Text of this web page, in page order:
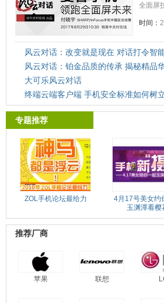
全面屏
时间：
风云对话：改变就是现在 对话打令智
风云对话：铂金品质的传承 揭秘精品
大可乐风云对话
终端云端客户端 手机安全标准如何树
专题推荐
ZOL手机论坛最给力
4月17号美女约
玉渊潭看樱
推荐厂商
苹果 联想